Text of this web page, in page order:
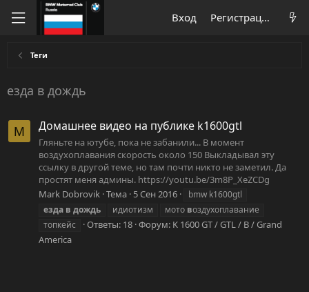
Вход Регистрация
Теги
езда в дождь
M Домашнее видео на публике k1600gtl
Гляньте на ютубе, пока не забанили... В момент
воздухоплавания скорость около 150 Выкладывал эту
ссылку в другой теме, но там почти никто не заметил. Да
простят меня админы. https://youtu.be/3m8P_XeZCDg
Mark Dobrovik Тема 5 Сен 2016
bmw k1600gtl
езда в дождь идиотизм мото воздухоплавание
топкейс
Ответы: 18 Форум: K 1600 GT / GTL / B / Grand
America